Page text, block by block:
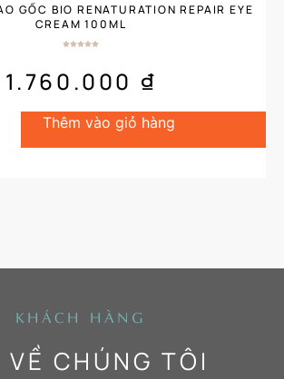
GỐC BIO RENATURATION REPAIR EYE
CREAM 100ML
1.760.000 ₫
Thêm vào giỏ hàng
KHÁCH HÀNG
VỀ CHÚNG TÔI